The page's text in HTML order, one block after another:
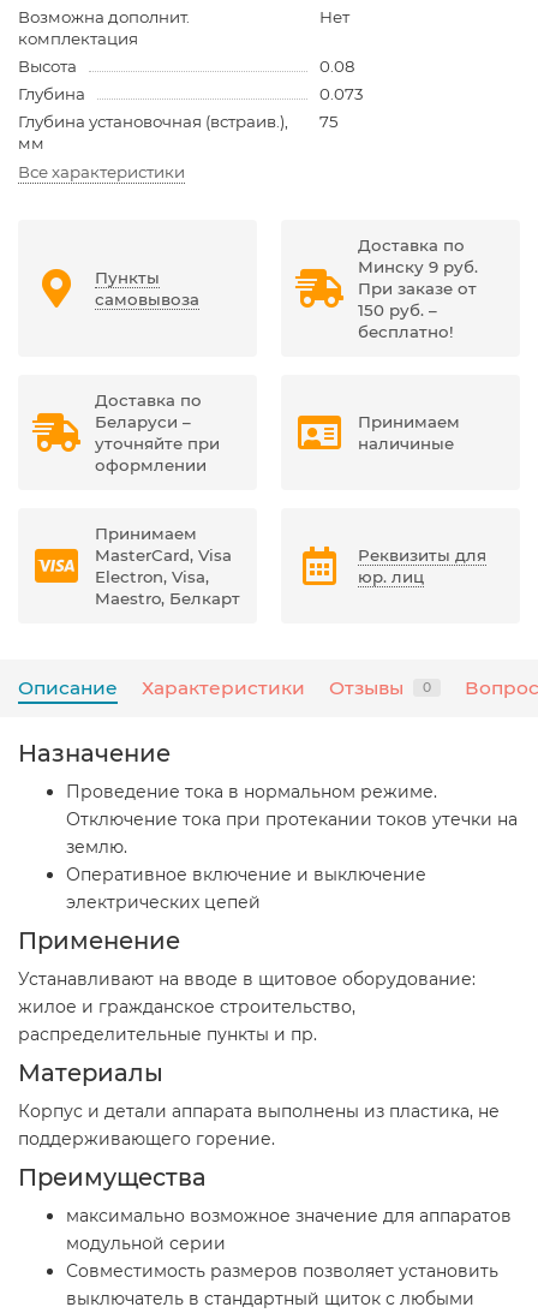
Возможна дополнит.
комплектация
Нет
Высота
0.08
Глубина
0.073
Глубина установочная (встраив.),
мм
75
Все характеристики
Пункты
самовывоза
Доставка по
Минску 9 руб.
При заказе от
150 руб. –
бесплатно!
Доставка по
Беларуси –
уточняйте при
оформлении
Принимаем
наличиные
Принимаем
MasterCard, Visa
Electron, Visa,
Maestro, Белкарт
Реквизиты для
юр. лиц
Описание Характеристики Отзывы 0
Назначение
Проведение тока в нормальном режиме.
Отключение тока при протекании токов утечки на
землю.
Оперативное включение и выключение
электрических цепей
Применение
Устанавливают на вводе в щитовое оборудование:
жилое и гражданское строительство,
распределительные пункты и пр.
Материалы
Корпус и детали аппарата выполнены из пластика, не
поддерживающего горение.
Преимущества
максимально возможное значение для аппаратов
модульной серии
Совместимость размеров позволяет установить
выключатель в стандартный щиток с любыми